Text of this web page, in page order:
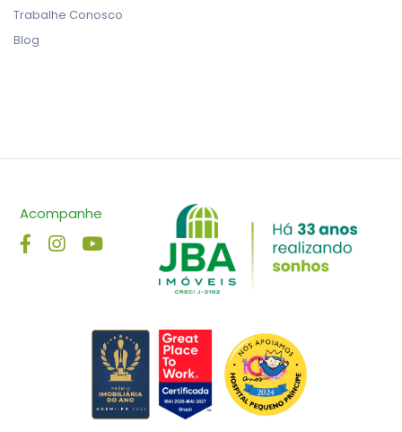
Trabalhe Conosco
Blog
Acompanhe